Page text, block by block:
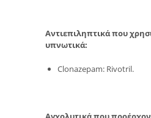
Αντιεπιληπτικά που
υπνωτικά:
Clonazepam: Rivotril.